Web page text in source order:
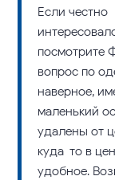
Если честно
посмотрите
вопрос по
наверное,
маленький
удалены от
куда-то в
удобное.